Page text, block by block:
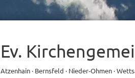
Ev.
Atzenhain · Bernsfeld · Nieder‑Ohmen ·